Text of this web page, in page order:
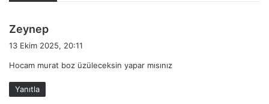
Zeynep
i
13 Ekim 2025, 20:11
Hocam murat boz üzüleceksin yapar mısınız
Yanıtla